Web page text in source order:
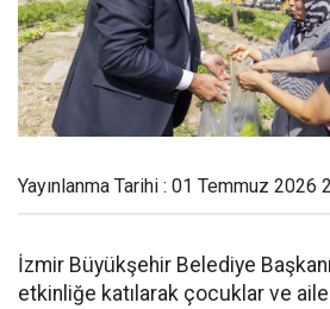
Yayınlanma Tarihi : 01 Temmuz 2026
İzmir Büyükşehir Belediye
etkinliğe katılarak çocuklar ve